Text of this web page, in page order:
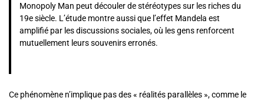
Monopoly Man peut découler de stéréotypes sur les riches du
19e siècle. L’étude montre aussi que l’effet Mandela est
amplifié par les discussions sociales, où les gens renforcent
mutuellement leurs souvenirs erronés.
Ce phénomène n’implique pas des « réalités parallèles », comme le